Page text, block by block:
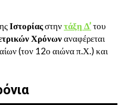
Ιστορίαςστηντάξη Δ’του
Χρόνωναναφέρεται
(τον 12ο αιώνα π.Χ.) και